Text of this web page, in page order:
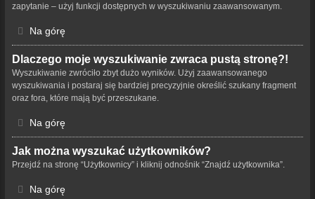
zapytanie – użyj funkcji dostępnych w wyszukiwaniu zaawansowanym.
Na górę
Dlaczego moje wyszukiwanie zwraca pustą stronę?!
Wyszukiwanie zwróciło zbyt dużo wyników. Użyj zaawansowanego
wyszukiwania i postaraj się bardziej precyzyjnie określić szukany fragment
oraz fora, które mają być przeszukane.
Na górę
Jak można wyszukać użytkowników?
Przejdź na stronę “Użytkownicy” i kliknij odnośnik “Znajdź użytkownika”.
Na górę